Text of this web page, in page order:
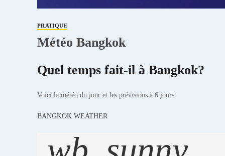
PRATIQUE
Météo Bangkok
Quel temps fait-il à Bangkok?
Voici la météo du jour et les prévisions à 6 jours
BANGKOK WEATHER